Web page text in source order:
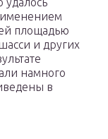
площадью
и других
намного
в